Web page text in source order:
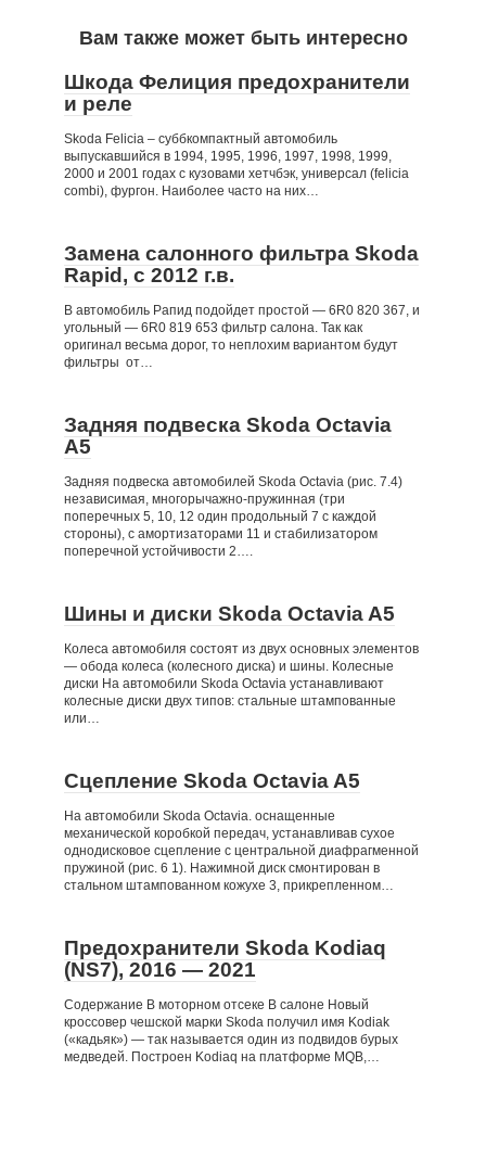
Вам также может быть интересно
Шкода Фелиция предохранители
и реле
Skoda Felicia – суббкомпактный автомобиль
выпускавшийся в 1994, 1995, 1996, 1997, 1998, 1999,
2000 и 2001 годах с кузовами хетчбэк, универсал (felicia
combi), фургон. Наиболее часто на них…
Замена салонного фильтра Skoda
Rapid, c 2012 г.в.
В автомобиль Рапид подойдет простой — 6R0 820 367, и
угольный — 6R0 819 653 фильтр салона. Так как
оригинал весьма дорог, то неплохим вариантом будут
фильтры от…
Задняя подвеска Skoda Octavia
A5
Задняя подвеска автомобилей Skoda Octavia (рис. 7.4)
независимая, многорычажно-пружинная (три
поперечных 5, 10, 12 один продольный 7 с каждой
стороны), с амортизаторами 11 и стабилизатором
поперечной устойчивости 2….
Шины и диски Skoda Octavia A5
Колеса автомобиля состоят из двух основных элементов
— обода колеса (колесного диска) и шины. Колесные
диски На автомобили Skoda Octavia устанавливают
колесные диски двух типов: стальные штампованные
или…
Сцепление Skoda Octavia A5
На автомобили Skoda Octavia. оснащенные
механической коробкой передач, устанавливав сухое
однодисковое сцепление с центральной диафрагменной
пружиной (рис. 6 1). Нажимной диск смонтирован в
стальном штампованном кожухе 3, прикрепленном…
Предохранители Skoda Kodiaq
(NS7), 2016 — 2021
Содержание В моторном отсеке В салоне Новый
кроссовер чешской марки Skoda получил имя Kodiak
(«кадьяк») — так называется один из подвидов бурых
медведей. Построен Kodiaq на платформе MQB,…